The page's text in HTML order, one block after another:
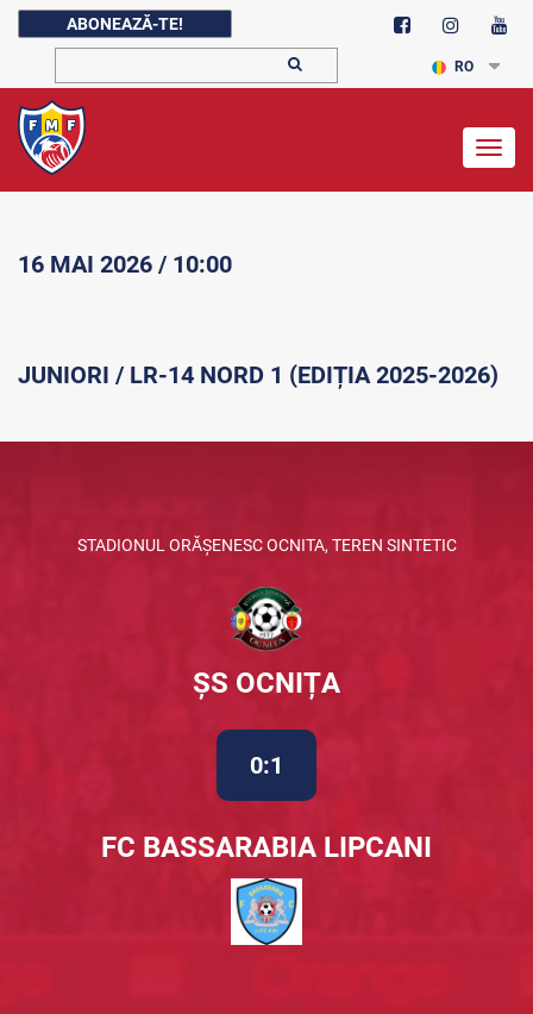
ABONEAZĂ-TE!
RO
16 MAI 2026 / 10:00
JUNIORI / LR-14 NORD 1 (EDIȚIA 2025-2026)
STADIONUL ORĂȘENESC OCNITA, TEREN SINTETIC
ȘS OCNIȚA
0:1
FC BASSARABIA LIPCANI